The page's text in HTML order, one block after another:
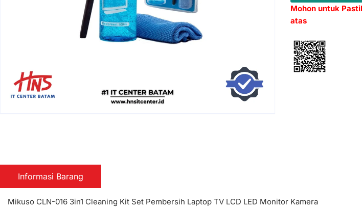
Mohon untuk
atas
Informasi Barang
Mikuso CLN-016 3in1 Cleaning Kit Set Pembersih Laptop TV LCD LED Monitor Kamera